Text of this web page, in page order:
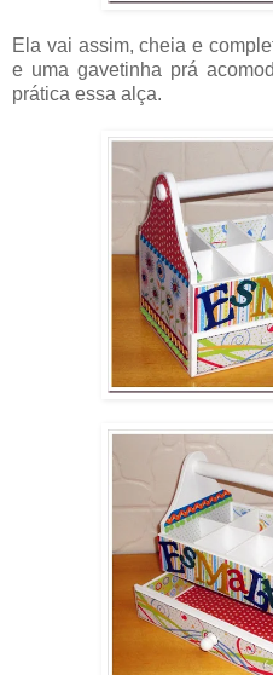
Ela vai assim, cheia e
e uma gavetinha prá
prática essa alça.